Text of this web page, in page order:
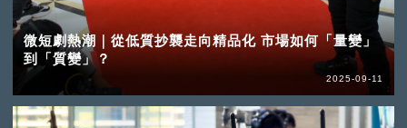
微短劇熱潮｜從低質抄襲走向精品化 市場如何「量變」
到「質變」？
2025-09-11